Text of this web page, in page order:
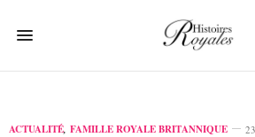
ACTUALITÉ, FAMILLE ROYALE BRITANNIQUE